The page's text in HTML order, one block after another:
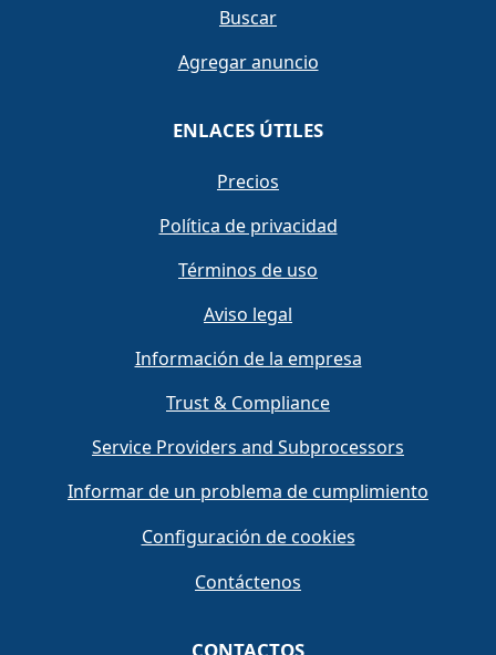
Buscar
Agregar anuncio
ENLACES ÚTILES
Precios
Política de privacidad
Términos de uso
Aviso legal
Información de la empresa
Trust & Compliance
Service Providers and Subprocessors
Informar de un problema de cumplimiento
Configuración de cookies
Contáctenos
CONTACTOS